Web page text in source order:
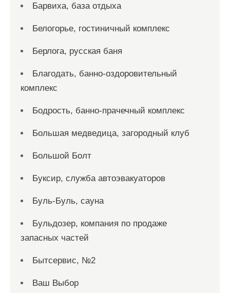
Барвиха, база отдыха
Белогорье, гостиничный комплекс
Берлога, русская баня
Благодать, банно-оздоровительный
комплекс
Бодрость, банно-прачечный комплекс
Большая медведица, загородный клуб
Большой Болт
Буксир, служба автоэвакуаторов
Буль-Буль, сауна
Бульдозер, компания по продаже
запасных частей
Бытсервис, №2
Ваш Выбор